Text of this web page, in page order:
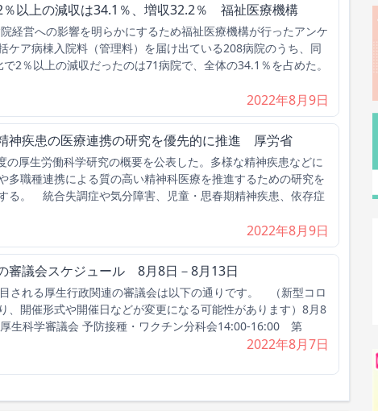
以上の減収は34.1％、増収32.2％ 福祉医療機構
営への影響を明らかにするため福祉医療機構が行ったアンケ
ケア病棟入院料（管理料）を届け出ている208病院のうち、同
2％以上の減収だったのは71病院で、全体の34.1％を占めた。
2022年8月9日
神疾患の医療連携の研究を優先的に推進 厚労省
厚生労働科学研究の概要を公表した。多様な精神疾患などに
多職種連携による質の高い精神科医療を推進するための研究を
る。 統合失調症や気分障害、児童・思春期精神疾患、依存症
2022年8月9日
審議会スケジュール 8月8日－8月13日
れる厚生行政関連の審議会は以下の通りです。 （新型コロ
、開催形式や開催日などが変更になる可能性があります）8月8
生科学審議会 予防接種・ワクチン分科会14:00-16:00 第
2022年8月7日